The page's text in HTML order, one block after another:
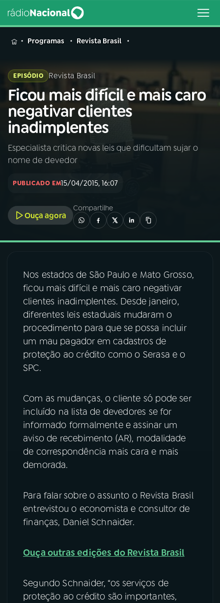
MENU
Buscar
na
Rádio
Nacional
Buscar
AO VIVO
INÍCIO
A RÁDIO
03PROGRAMAÇÃO
04PROGRAMAS
PODCASTS
06 VIDEOCASTS
08 FESTIVAL DE MÚSICA
ACOMPANHE A RÁDIO NACIONAL
TikTok
Programas Revista Brasil
EPISÓDIO Revista Brasil
Ficou mais difícil e mais caro
negativar clientes
inadimplentes
Especialista critica novas leis que dificultam sujar o
nome de devedor
PUBLICADO EM15/04/2015, 16:07
Ouça agora
Compartilhe
Nos estados de São Paulo e Mato Grosso,
ficou mais difícil e mais caro negativar
clientes inadimplentes. Desde janeiro,
diferentes leis estaduais mudaram o
procedimento para que se possa incluir
um mau pagador em cadastros de
proteção ao crédito como o Serasa e o
SPC.
Com as mudanças, o cliente só pode ser
incluído na lista de devedores se for
informado formalmente e assinar um
aviso de recebimento (AR), modalidade
de correspondência mais cara e mais
demorada.
Para falar sobre o assunto o Revista Brasil
entrevistou o economista e consultor de
finanças, Daniel Schnaider.
Ouça outras edições do Revista Brasil
Segundo Schnaider, “os serviços de
proteção ao crédito são importantes,